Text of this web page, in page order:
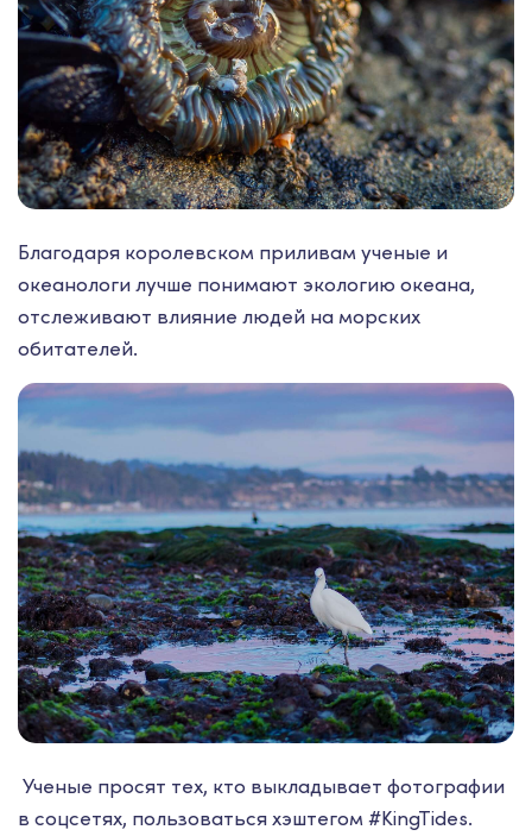
Благодаря королевском приливам ученые и
океанологи лучше понимают экологию океана,
отслеживают влияние людей на морских
обитателей.
Ученые просят тех, кто выкладывает фотографии
в соцсетях, пользоваться хэштегом #KingTides.